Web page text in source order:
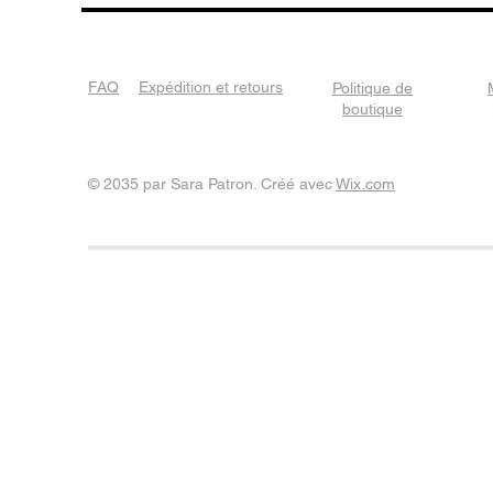
FAQ Expédition et retours
Politique de
boutique
© 2035 par Sara Patron. Créé avecWix.com